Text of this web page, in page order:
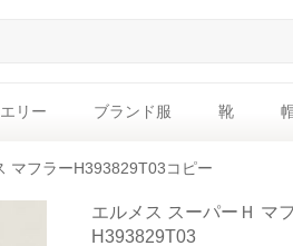
リー ブランド服 靴
マフラーH393829T03コピー
エルメス スーパーＨ マ
H393829T03